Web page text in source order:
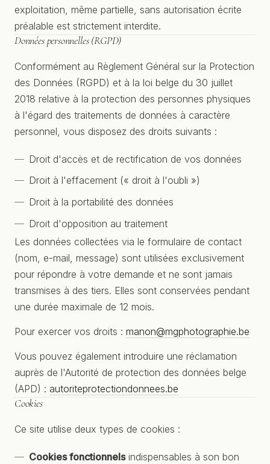
exploitation, même partielle, sans autorisation écrite
préalable est strictement interdite.
Données personnelles (RGPD)
Conformément au Règlement Général sur la Protection
des Données (RGPD) et à la loi belge du 30 juillet
2018 relative à la protection des personnes physiques
à l'égard des traitements de données à caractère
personnel, vous disposez des droits suivants :
Droit d'accès et de rectification de vos données
Droit à l'effacement (« droit à l'oubli »)
Droit à la portabilité des données
Droit d'opposition au traitement
Les données collectées via le formulaire de contact
(nom, e-mail, message) sont utilisées exclusivement
pour répondre à votre demande et ne sont jamais
transmises à des tiers. Elles sont conservées pendant
une durée maximale de 12 mois.
Pour exercer vos droits : manon@mgphotographie.be
Vous pouvez également introduire une réclamation
auprès de l'Autorité de protection des données belge
(APD) : autoriteprotectiondonnees.be
Cookies
Ce site utilise deux types de cookies :
Cookies fonctionnelsindispensables à son bon